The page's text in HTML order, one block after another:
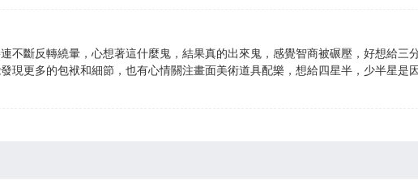
不斷反轉繞暈，心想著這什麼鬼，結果真的出來鬼，感覺智商被碾壓，好想給三
現更多的包袱和細節，也有心情關注畫面美術道具配樂，想給四星半，少半星是